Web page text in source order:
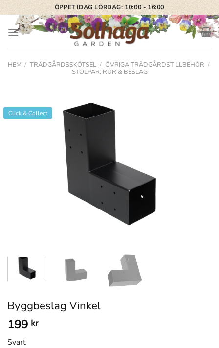
Skip
to
content
ÖPPET IDAG LÖRDAG: 10:00 - 16:00
HEM / TRÄDGÅRDSSKÖTSEL / ÖVRIGA TRÄDGÅRDSTILLBEHÖR /
STOLPAR, RÖR & BESLAG
Click & Collect
Byggbeslag Vinkel
199 kr
Svart